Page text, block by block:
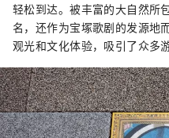
轻松到达。被丰富的大自然所
名，还作为宝塚歌剧的发源地
观光和文化体验，吸引了众多游